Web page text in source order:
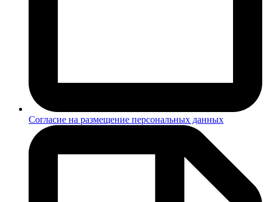
Согласие на размещение персональных данных